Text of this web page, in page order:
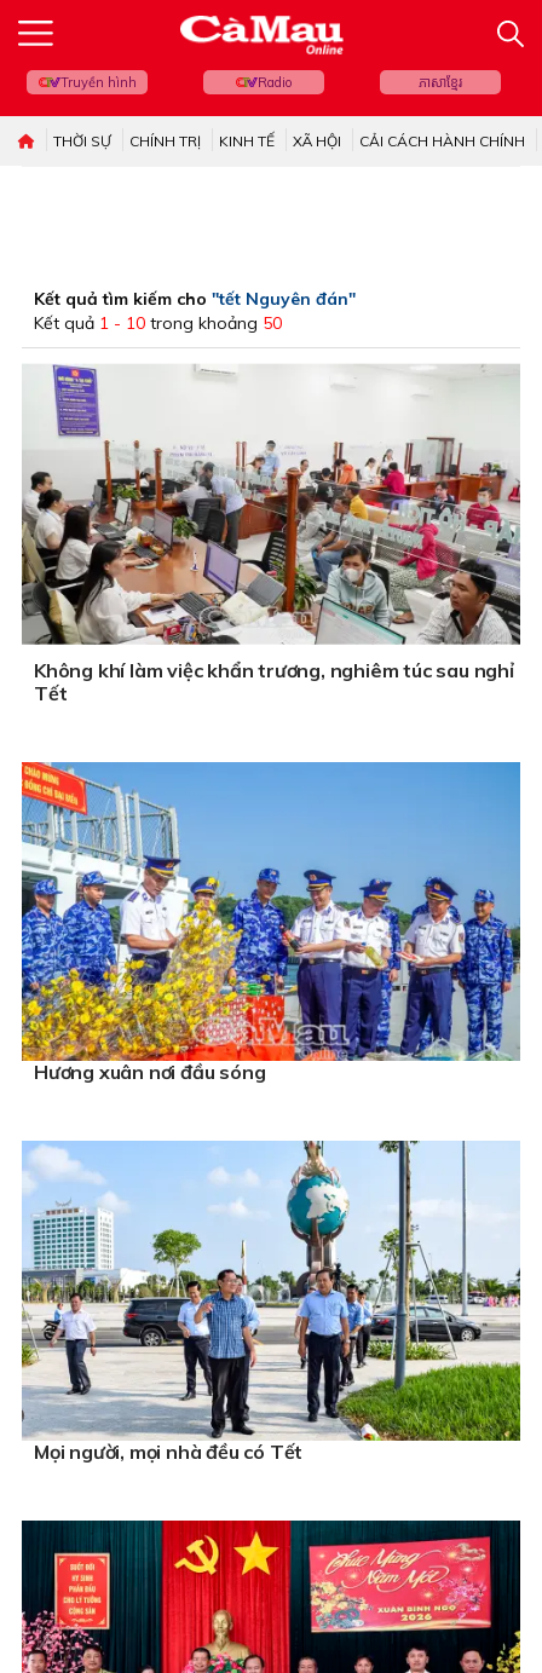
Truyền hình Radio ភាសាខ្មែរ
THỜI SỰ CHÍNH TRỊ KINH TẾ XÃ HỘI CẢI CÁCH HÀNH CHÍNH
Kết quả tìm kiếm cho "tết Nguyên đán"
Kết quả 1 - 10 trong khoảng 50
Không khí làm việc khẩn trương, nghiêm túc sau nghỉ
Tết
Hương xuân nơi đầu sóng
Mọi người, mọi nhà đều có Tết